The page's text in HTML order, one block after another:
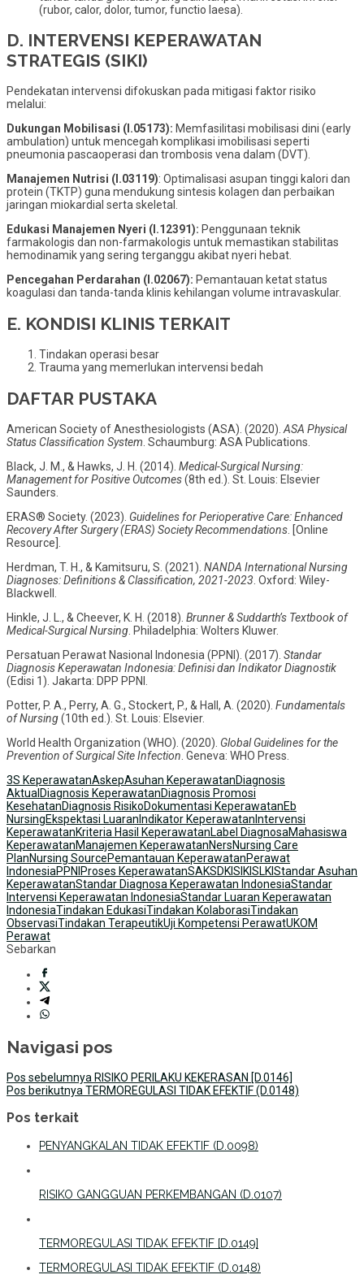
(rubor, calor, dolor, tumor, functio laesa).
D. INTERVENSI KEPERAWATAN
STRATEGIS (SIKI)
Pendekatan intervensi difokuskan pada mitigasi faktor risiko
melalui:
Dukungan Mobilisasi (I.05173): Memfasilitasi mobilisasi dini (early
ambulation) untuk mencegah komplikasi imobilisasi seperti
pneumonia pascaoperasi dan trombosis vena dalam (DVT).
Manajemen Nutrisi (I.03119): Optimalisasi asupan tinggi kalori dan
protein (TKTP) guna mendukung sintesis kolagen dan perbaikan
jaringan miokardial serta skeletal.
Edukasi Manajemen Nyeri (I.12391): Penggunaan teknik
farmakologis dan non-farmakologis untuk memastikan stabilitas
hemodinamik yang sering terganggu akibat nyeri hebat.
Pencegahan Perdarahan (I.02067): Pemantauan ketat status
koagulasi dan tanda-tanda klinis kehilangan volume intravaskular.
E. KONDISI KLINIS TERKAIT
Tindakan operasi besar
Trauma yang memerlukan intervensi bedah
DAFTAR PUSTAKA
American Society of Anesthesiologists (ASA). (2020). ASA Physical
Status Classification System . Schaumburg: ASA Publications.
Black, J. M., & Hawks, J. H. (2014). Medical-Surgical Nursing:
Management for Positive Outcomes(8th ed.). St. Louis: Elsevier
Saunders.
ERAS® Society. (2023). Guidelines for Perioperative Care: Enhanced
Recovery After Surgery (ERAS) Society Recommendations . [Online
Resource].
Herdman, T. H., & Kamitsuru, S. (2021). NANDA International Nursing
Diagnoses: Definitions & Classification, 2021-2023 . Oxford: Wiley-
Blackwell.
Hinkle, J. L., & Cheever, K. H. (2018). Brunner & Suddarth’s Textbook of
Medical-Surgical Nursing . Philadelphia: Wolters Kluwer.
Persatuan Perawat Nasional Indonesia (PPNI). (2017). Standar
Diagnosis Keperawatan Indonesia: Definisi dan Indikator Diagnostik
(Edisi 1). Jakarta: DPP PPNI.
Potter, P. A., Perry, A. G., Stockert, P., & Hall, A. (2020). Fundamentals
of Nursing(10th ed.). St. Louis: Elsevier.
World Health Organization (WHO). (2020). Global Guidelines for the
Prevention of Surgical Site Infection . Geneva: WHO Press.
3S KeperawatanAskepAsuhan KeperawatanDiagnosis
Aktual Diagnosis KeperawatanDiagnosis Promosi
KesehatanDiagnosis RisikoDokumentasi KeperawatanEb
NursingEkspektasi Luaran Indikator Keperawatan Intervensi
KeperawatanKriteria Hasil KeperawatanLabel DiagnosaMahasiswa
KeperawatanManajemen KeperawatanNersNursing Care
PlanNursing SourcePemantauan KeperawatanPerawat
IndonesiaPPNI Proses KeperawatanSAKSDKISIKISLKIStandar Asuhan
KeperawatanStandar Diagnosa Keperawatan IndonesiaStandar
Intervensi Keperawatan IndonesiaStandar Luaran Keperawatan
IndonesiaTindakan EdukasiTindakan KolaborasiTindakan
ObservasiTindakan TerapeutikUji Kompetensi PerawatUKOM
Perawat
Sebarkan
Navigasi pos
Pos sebelumnya RISIKO PERILAKU KEKERASAN [D.0146]
Pos berikutnya TERMOREGULASI TIDAK EFEKTIF (D.0148)
Pos terkait
PENYANGKALAN TIDAK EFEKTIF (D.0098)
RISIKO GANGGUAN PERKEMBANGAN (D.0107)
TERMOREGULASI TIDAK EFEKTIF [D.0149]
TERMOREGULASI TIDAK EFEKTIF (D.0148)